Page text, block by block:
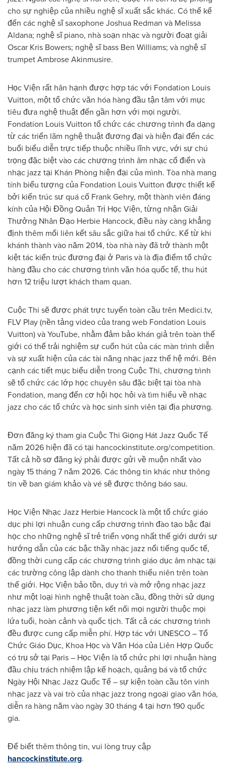
cho sự nghiệp của nhiều nghệ sĩ xuất sắc khác. Có thể kể
đến các nghệ sĩ saxophone Joshua Redman và Melissa
Aldana; nghệ sĩ piano, nhà soạn nhạc và người đoạt giải
Oscar Kris Bowers; nghệ sĩ bass Ben Williams; và nghệ sĩ
trumpet Ambrose Akinmusire.
Học Viện rất hân hạnh được hợp tác với Fondation Louis
Vuitton, một tổ chức văn hóa hàng đầu tận tâm với mục
tiêu đưa nghệ thuật đến gần hơn với mọi người.
Fondation Louis Vuitton tổ chức các chương trình đa dạng
từ các triển lãm nghệ thuật đương đại và hiện đại đến các
buổi biểu diễn trực tiếp thuộc nhiều lĩnh vực, với sự chú
trọng đặc biệt vào các chương trình âm nhạc cổ điển và
nhạc jazz tại Khán Phòng hiện đại của mình. Tòa nhà mang
tính biểu tượng của Fondation Louis Vuitton được thiết kế
bởi kiến trúc sư quá cố Frank Gehry, một thành viên đáng
kính của Hội Đồng Quản Trị Học Viện, từng nhận Giải
Thưởng Nhân Đạo Herbie Hancock, điều này càng khẳng
định thêm mối liên kết sâu sắc giữa hai tổ chức. Kể từ khi
khánh thành vào năm 2014, tòa nhà này đã trở thành một
kiệt tác kiến trúc đương đại ở Paris và là địa điểm tổ chức
hàng đầu cho các chương trình văn hóa quốc tế, thu hút
hơn 12 triệu lượt khách tham quan.
Cuộc Thi sẽ được phát trực tuyến toàn cầu trên Medici.tv,
FLV Play (nền tảng video của trang web Fondation Louis
Vuitton) và YouTube, nhằm đảm bảo khán giả trên toàn thế
giới có thể trải nghiệm sự cuốn hút của các màn trình diễn
và sự xuất hiện của các tài năng nhạc jazz thế hệ mới. Bên
cạnh các tiết mục biểu diễn trong Cuộc Thi, chương trình
sẽ tổ chức các lớp học chuyên sâu đặc biệt tại tòa nhà
Fondation, mang đến cơ hội học hỏi và tìm hiểu về nhạc
jazz cho các tổ chức và học sinh sinh viên tại địa phương.
Đơn đăng ký tham gia Cuộc Thi Giọng Hát Jazz Quốc Tế
năm 2026 hiện đã có tại hancockinstitute.org/competition.
Tất cả hồ sơ đăng ký phải được gửi về muộn nhất vào
ngày 15 tháng 7 năm 2026. Các thông tin khác như thông
tin về ban giám khảo và vé sẽ được thông báo sau.
Học Viện Nhạc Jazz Herbie Hancock là một tổ chức giáo
dục phi lợi nhuận cung cấp chương trình đào tạo bậc đại
học cho những nghệ sĩ trẻ triển vọng nhất thế giới dưới sự
hướng dẫn của các bậc thầy nhạc jazz nổi tiếng quốc tế,
đồng thời cung cấp các chương trình giáo dục âm nhạc tại
các trường công lập dành cho thanh thiếu niên trên toàn
thế giới. Học Viện bảo tồn, duy trì và mở rộng nhạc jazz
như một loại hình nghệ thuật toàn cầu, đồng thời sử dụng
nhạc jazz làm phương tiện kết nối mọi người thuộc mọi
lứa tuổi, hoàn cảnh và quốc tịch. Tất cả các chương trình
đều được cung cấp miễn phí. Hợp tác với UNESCO – Tổ
Chức Giáo Dục, Khoa Học và Văn Hóa của Liên Hợp Quốc
có trụ sở tại Paris – Học Viện là tổ chức phi lợi nhuận hàng
đầu chịu trách nhiệm lập kế hoạch, quảng bá và tổ chức
Ngày Hội Nhạc Jazz Quốc Tế – sự kiện toàn cầu tôn vinh
nhạc jazz và vai trò của nhạc jazz trong ngoại giao văn hóa,
diễn ra hàng năm vào ngày 30 tháng 4 tại hơn 190 quốc
gia.
Để biết thêm thông tin, vui lòng truy cập
hancockinstitute.org.